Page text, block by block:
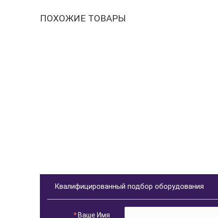
ПОХОЖИЕ ТОВАРЫ
Квалифицированный подбор оборудования
Ваше Имя